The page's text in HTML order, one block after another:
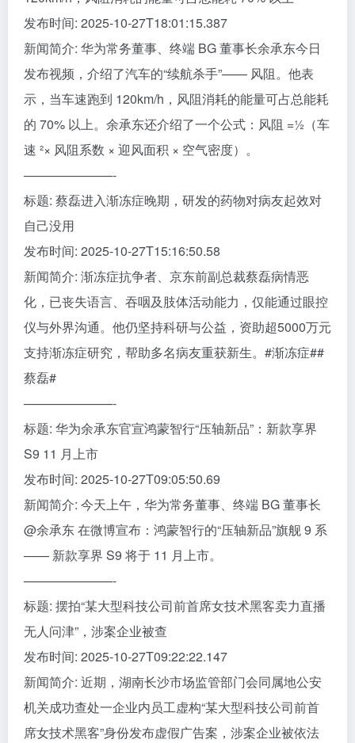
发布时间: 2025-10-27T18:01:15.387
新闻简介: 华为常务董事、终端 BG 董事长余承东今日
发布视频，介绍了汽车的“续航杀手”—— 风阻。他表
示，当车速跑到 120km/h，风阻消耗的能量可占总能耗
的 70% 以上。余承东还介绍了一个公式：风阻 =½（车
速 ²× 风阻系数 × 迎风面积 × 空气密度）。
———————-
标题: 蔡磊进入渐冻症晚期，研发的药物对病友起效对
自己没用
发布时间: 2025-10-27T15:16:50.58
新闻简介: 渐冻症抗争者、京东前副总裁蔡磊病情恶
化，已丧失语言、吞咽及肢体活动能力，仅能通过眼控
仪与外界沟通。他仍坚持科研与公益，资助超5000万元
支持渐冻症研究，帮助多名病友重获新生。#渐冻症##
蔡磊#
———————-
标题: 华为余承东官宣鸿蒙智行“压轴新品”：新款享界
S9 11 月上市
发布时间: 2025-10-27T09:05:50.69
新闻简介: 今天上午，华为常务董事、终端 BG 董事长
@余承东 在微博宣布：鸿蒙智行的“压轴新品”旗舰 9 系
—— 新款享界 S9 将于 11 月上市。
———————-
标题: 摆拍“某大型科技公司前首席女技术黑客卖力直播
无人问津”，涉案企业被查
发布时间: 2025-10-27T09:22:22.147
新闻简介: 近期，湖南长沙市场监管部门会同属地公安
机关成功查处一企业内员工虚构“某大型科技公司前首
席女技术黑客”身份发布虚假广告案，涉案企业被依法